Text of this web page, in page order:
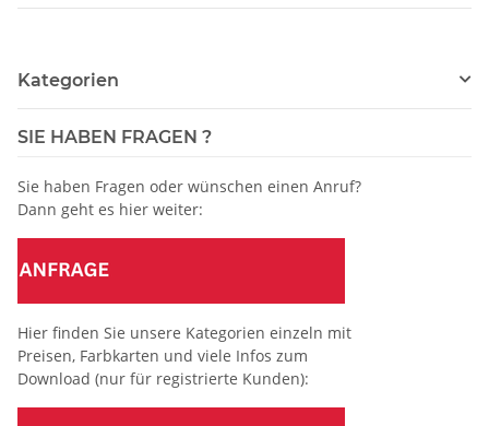
Kategorien
SIE HABEN FRAGEN ?
Sie haben Fragen oder wünschen einen Anruf?
Dann geht es hier weiter:
Hier finden Sie unsere Kategorien einzeln mit
Preisen, Farbkarten und viele Infos zum
Download (nur für registrierte Kunden):